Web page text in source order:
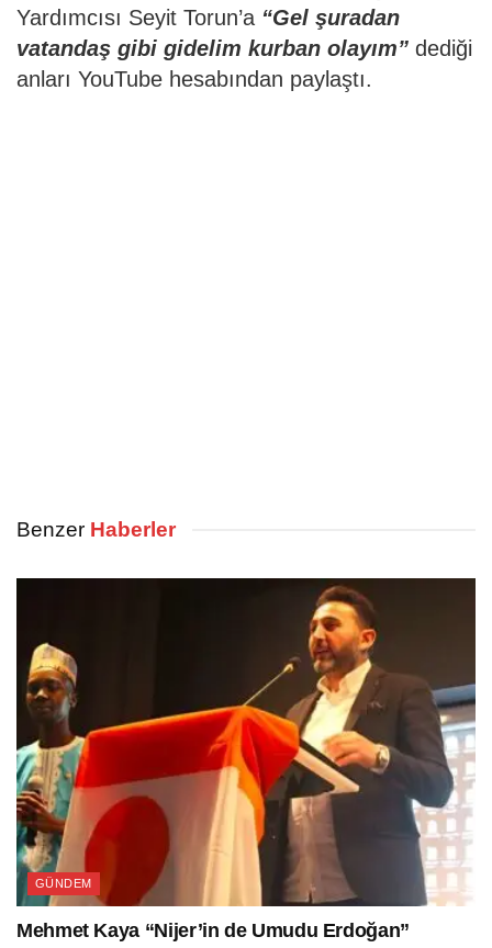
Yardımcısı Seyit Torun’a “Gel şuradan
vatandaş gibi gidelim kurban olayım” dediği
anları YouTube hesabından paylaştı.
Benzer Haberler
GÜNDEM
Mehmet Kaya “Nijer’in de Umudu Erdoğan”